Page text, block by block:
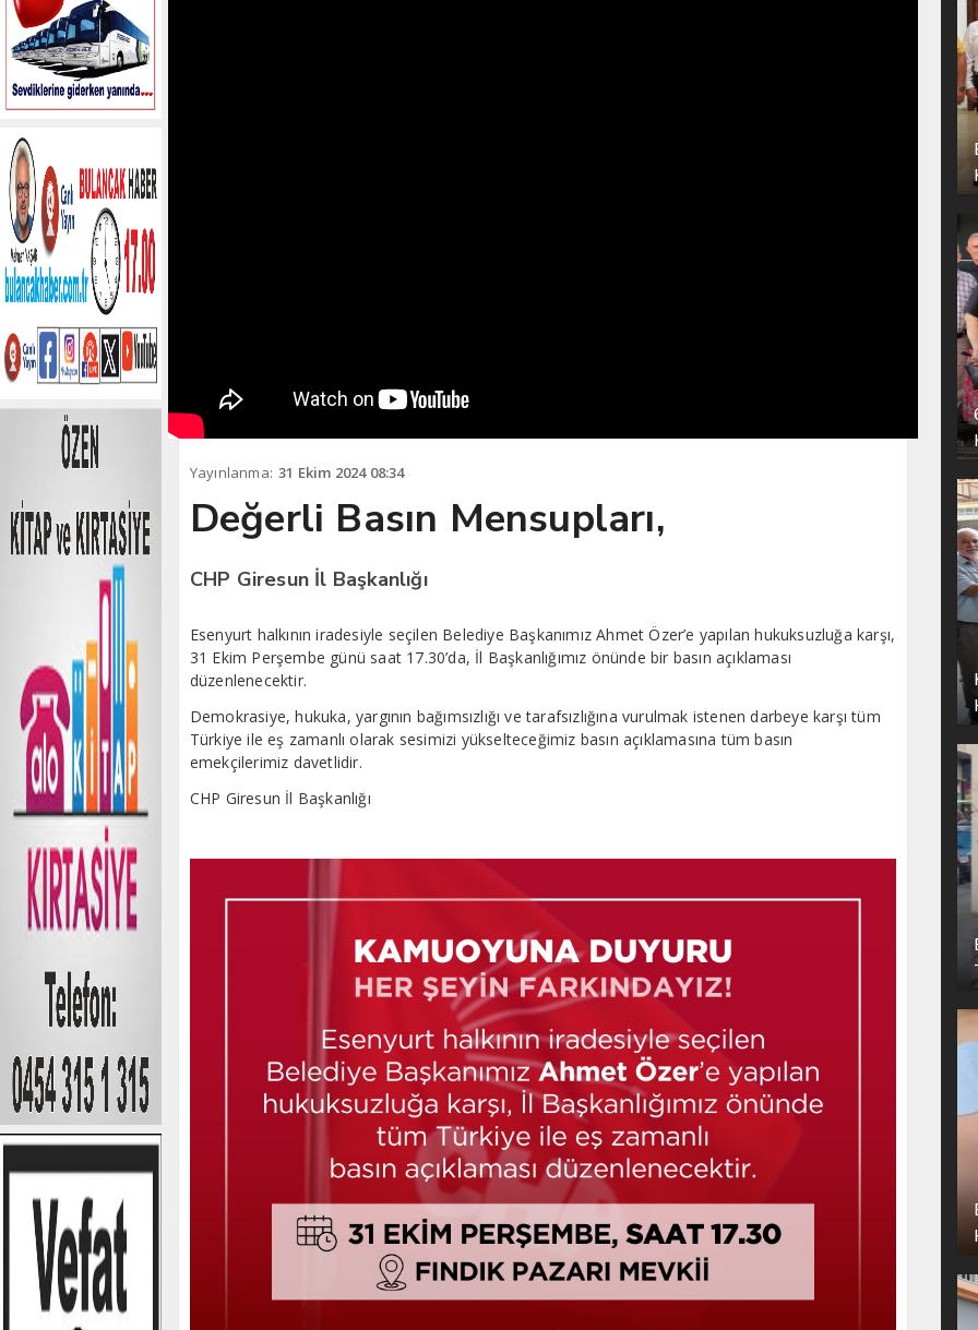
Yayınlanma: 31 Ekim 2024 08:34
Değerli Basın Mensupları,
CHP Giresun İl Başkanlığı
Esenyurt halkının iradesiyle seçilen Belediye Başkanımız Ahmet Özer’e yapılan hukuksuzluğa karşı,
31 Ekim Perşembe günü saat 17.30’da, İl Başkanlığımız önünde bir basın açıklaması
düzenlenecektir.
Demokrasiye, hukuka, yargının bağımsızlığı ve tarafsızlığına vurulmak istenen darbeye karşı tüm
Türkiye ile eş zamanlı olarak sesimizi yükselteceğimiz basın açıklamasına tüm basın
emekçilerimiz davetlidir.
CHP Giresun İl Başkanlığı